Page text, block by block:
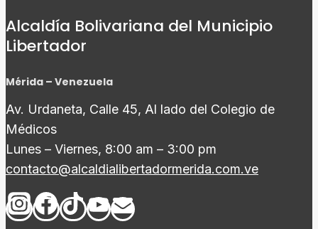
Alcaldía Bolivariana del Municipio
Libertador
Mérida – Venezuela
Av. Urdaneta, Calle 45, Al lado del Colegio de
Médicos
Lunes – Viernes, 8:00 am – 3:00 pm
contacto@alcaldialibertadormerida.com.ve